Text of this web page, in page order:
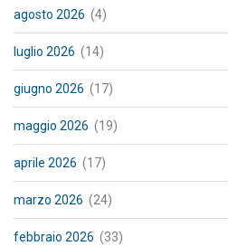
agosto 2026 (4)
luglio 2026 (14)
giugno 2026 (17)
maggio 2026 (19)
aprile 2026 (17)
marzo 2026 (24)
febbraio 2026 (33)